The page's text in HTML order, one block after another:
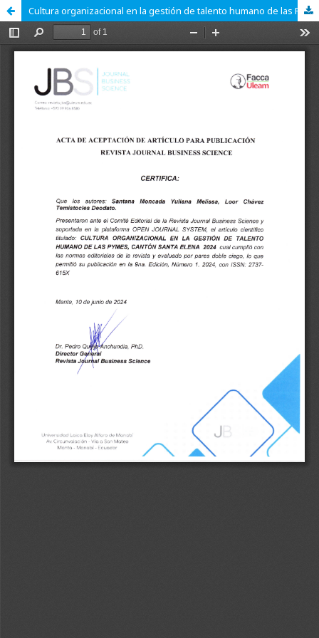
Cultura organizacional en la gestión de talento humano de las Pymes, cantón Santa Elena 2024.